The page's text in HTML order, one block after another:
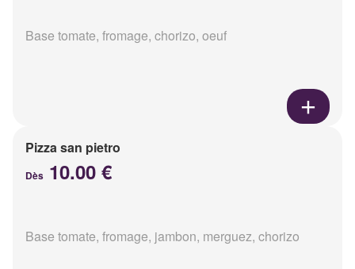
Base tomate, fromage, chorizo, oeuf
Pizza san pietro
Dès 10.00 €
Base tomate, fromage, jambon, merguez, chorizo